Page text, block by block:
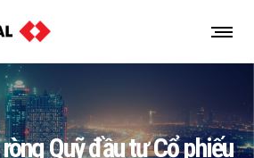
Quỹ đầu tư Cổ phiếu